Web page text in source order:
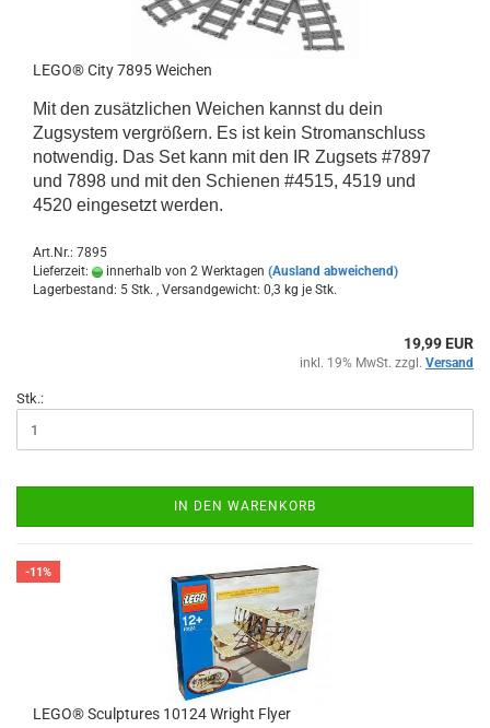
LEGO® City 7895 Weichen
Mit den zusätzlichen Weichen kannst du dein
Zugsystem vergrößern. Es ist kein Stromanschluss
notwendig. Das Set kann mit den IR Zugsets #7897
und 7898 und mit den Schienen #4515, 4519 und
4520 eingesetzt werden.
Art.Nr.: 7895
Lieferzeit:
innerhalb von 2 Werktagen (Ausland abweichend)
Lagerbestand: 5 Stk. , Versandgewicht: 0,3 kg je Stk.
19,99 EUR
inkl. 19% MwSt. zzgl. Versand
Stk.:
IN DEN WARENKORB
-11%
LEGO® Sculptures 10124 Wright Flyer